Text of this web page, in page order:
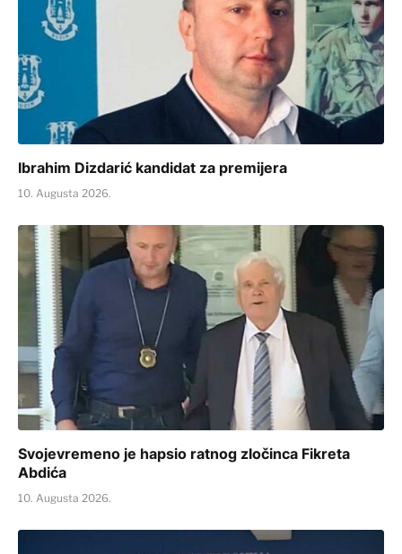
Ibrahim Dizdarić kandidat za premijera
10. Augusta 2026.
Svojevremeno je hapsio ratnog zločinca Fikreta
Abdića
10. Augusta 2026.